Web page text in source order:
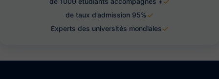
95% de taux d’admission
Experts des universités mondiales